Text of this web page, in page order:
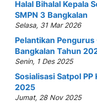
Halal Bihalal Kepala
SMPN 3 Bangkalan
Selasa, 31 Mar 2026
Pelantikan Pengurus
Bangkalan Tahun
Senin, 1 Des 2025
Sosialisasi Satpol
2025
Jumat, 28 Nov 2025